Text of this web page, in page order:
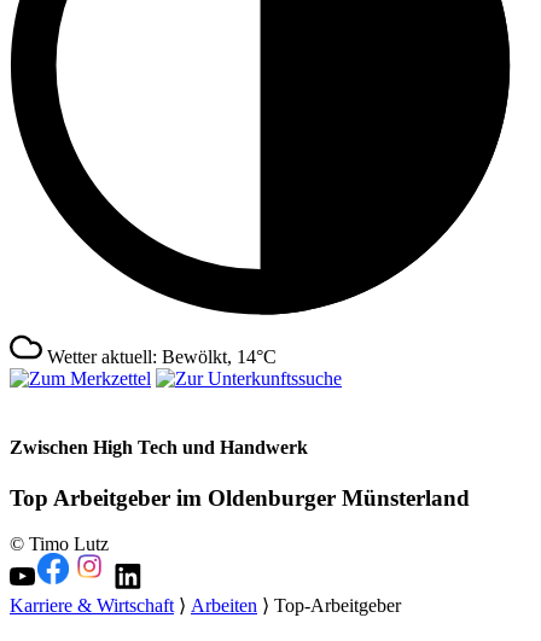
Wetter aktuell: Bewölkt, 14°C
Zwischen High Tech und Handwerk
Top Arbeitgeber im Oldenburger Münsterland
© Timo Lutz
Karriere & Wirtschaft⟩ Arbeiten ⟩ Top-Arbeitgeber